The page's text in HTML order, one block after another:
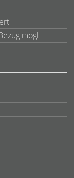
mögl